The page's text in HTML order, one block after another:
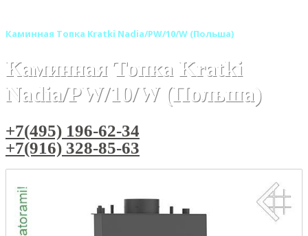
Каминная Топка Kratki Nadia/PW/10/W (Польша)
Каминная Топка Kratki
Nadia/PW/10/W (Польша)
+7(495) 196-62-34
+7(916) 328-85-63